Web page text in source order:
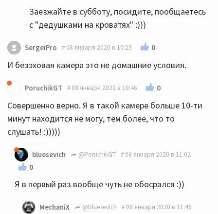
Заезжайте в субботу, посидите, пообщаетесь
с "дедушками на кроватях" :)))
SergeiPro 08 января 2020 в 10:29 0
И безэховая камера это не домашние условия.
PoruchikGT 08 января 2020 в 10:46 0
Совершенно верно. Я в такой камере больше 10-ти
минут находится не могу, тем более, что то
слушать! :)))))
bluesevich @PoruchikGT 08 января 2020 в 11:02
0
Я в первый раз вообще чуть не обосрался :))
MechaniX @bluesevich 08 января 2020 в 11:46